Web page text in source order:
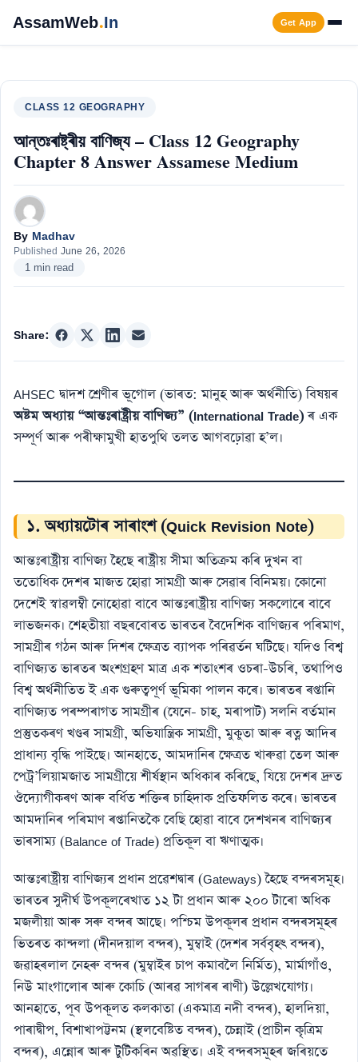
content
AssamWeb.In Get App
CLASS 12 GEOGRAPHY
আন্তঃৰাষ্ট্ৰীয় বাণিজ্য – Class 12 Geography
Chapter 8 Answer Assamese Medium
By Madhav
Published June 26, 2026
1 min read
Share:
AHSEC দ্বাদশ শ্ৰেণীৰ ভূগোল (ভাৰত: মানুহ আৰু অৰ্থনীতি) বিষয়ৰ
অষ্টম অধ্যায় “আন্তঃৰাষ্ট্ৰীয় বাণিজ্য” (International Trade)ৰ এক
সম্পূৰ্ণ আৰু পৰীক্ষামুখী হাতপুথি তলত আগবঢ়োৱা হ’ল।
১. অধ্যায়টোৰ সাৰাংশ (Quick Revision Note)
আন্তঃৰাষ্ট্ৰীয় বাণিজ্য হৈছে ৰাষ্ট্ৰীয় সীমা অতিক্ৰম কৰি দুখন বা
ততোধিক দেশৰ মাজত হোৱা সামগ্ৰী আৰু সেৱাৰ বিনিময়। কোনো
দেশেই স্বাৱলম্বী নোহোৱা বাবে আন্তঃৰাষ্ট্ৰীয় বাণিজ্য সকলোৰে বাবে
লাভজনক। শেহতীয়া বছৰবোৰত ভাৰতৰ বৈদেশিক বাণিজ্যৰ পৰিমাণ,
সামগ্ৰীৰ গঠন আৰু দিশৰ ক্ষেত্ৰত ব্যাপক পৰিৱৰ্তন ঘটিছে। যদিও বিশ্ব
বাণিজ্যত ভাৰতৰ অংশগ্ৰহণ মাত্ৰ এক শতাংশৰ ওচৰা-উচৰি, তথাপিও
বিশ্ব অৰ্থনীতিত ই এক গুৰুত্বপূৰ্ণ ভূমিকা পালন কৰে। ভাৰতৰ ৰপ্তানি
বাণিজ্যত পৰম্পৰাগত সামগ্ৰীৰ (যেনে- চাহ, মৰাপাট) সলনি বৰ্তমান
প্ৰস্তুতকৰণ খণ্ডৰ সামগ্ৰী, অভিযান্ত্ৰিক সামগ্ৰী, মুকুতা আৰু ৰত্ন আদিৰ
প্ৰাধান্য বৃদ্ধি পাইছে। আনহাতে, আমদানিৰ ক্ষেত্ৰত খাৰুৱা তেল আৰু
পেট্ৰ’লিয়ামজাত সামগ্ৰীয়ে শীৰ্ষস্থান অধিকাৰ কৰিছে, যিয়ে দেশৰ দ্ৰুত
ঔদ্যোগীকৰণ আৰু বৰ্ধিত শক্তিৰ চাহিদাক প্ৰতিফলিত কৰে। ভাৰতৰ
আমদানিৰ পৰিমাণ ৰপ্তানিতকৈ বেছি হোৱা বাবে দেশখনৰ বাণিজ্যৰ
ভাৰসাম্য (Balance of Trade) প্ৰতিকূল বা ঋণাত্মক।
আন্তঃৰাষ্ট্ৰীয় বাণিজ্যৰ প্ৰধান প্ৰৱেশদ্বাৰ (Gateways) হৈছে বন্দৰসমূহ।
ভাৰতৰ সুদীৰ্ঘ উপকূলৰেখাত ১২ টা প্ৰধান আৰু ২০০ টাৰো অধিক
মজলীয়া আৰু সৰু বন্দৰ আছে। পশ্চিম উপকূলৰ প্ৰধান বন্দৰসমূহৰ
ভিতৰত কান্দলা (দীনদয়াল বন্দৰ), মুম্বাই (দেশৰ সৰ্ববৃহৎ বন্দৰ),
জৱাহৰলাল নেহৰু বন্দৰ (মুম্বাইৰ চাপ কমাবলৈ নিৰ্মিত), মাৰ্মাগাঁও,
নিউ মাংগালোৰ আৰু কোচি (আৰৱ সাগৰৰ ৰাণী) উল্লেখযোগ্য।
আনহাতে, পূব উপকূলত কলকাতা (একমাত্ৰ নদী বন্দৰ), হালদিয়া,
পাৰাদ্বীপ, বিশাখাপট্টনম (স্থলবেষ্টিত বন্দৰ), চেন্নাই (প্ৰাচীন কৃত্ৰিম
বন্দৰ), এন্নোৰ আৰু টুটিকৰিন অৱস্থিত। এই বন্দৰসমূহৰ জৰিয়তে